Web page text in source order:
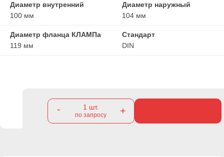
Диаметр внутренний
100 мм
Диаметр наружный
104 мм
Диаметр фланца КЛАМПа
119 мм
Стандарт
DIN
- 1 шт.
по запросу +